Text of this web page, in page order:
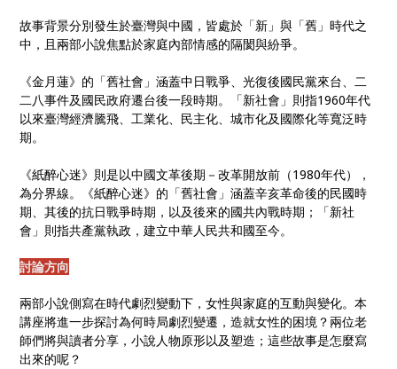
故事背景分別發生於臺灣與中國，皆處於「新」與「舊」時代之
中，且兩部小說焦點於家庭內部情感的隔閡與紛爭。
《金月蓮》的「舊社會」涵蓋中日戰爭、光復後國民黨來台、二
二八事件及國民政府遷台後一段時期。「新社會」則指1960年代
以來臺灣經濟騰飛、工業化、民主化、城市化及國際化等寬泛時
期。
《紙醉心迷》則是以中國文革後期－改革開放前（1980年代），
為分界線。《紙醉心迷》的「舊社會」涵蓋辛亥革命後的民國時
期、其後的抗日戰爭時期，以及後來的國共內戰時期；「新社
會」則指共產黨執政，建立中華人民共和國至今。
討論方向
兩部小說側寫在時代劇烈變動下，女性與家庭的互動與變化。本
講座將進一步探討為何時局劇烈變遷，造就女性的困境？兩位老
師們將與讀者分享，小說人物原形以及塑造；這些故事是怎麼寫
出來的呢？